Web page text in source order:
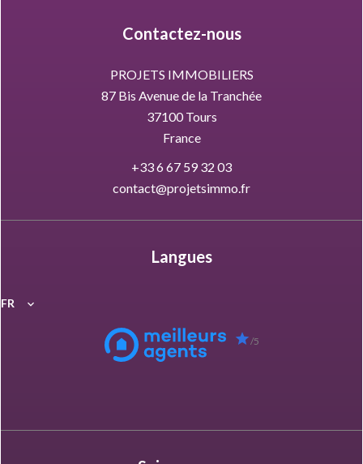
Contactez-nous
PROJETS IMMOBILIERS
87 Bis Avenue de la Tranchée
37100Tours
France
+33 6 67 59 32 03
contact@projetsimmo.fr
Langues
FR
/5